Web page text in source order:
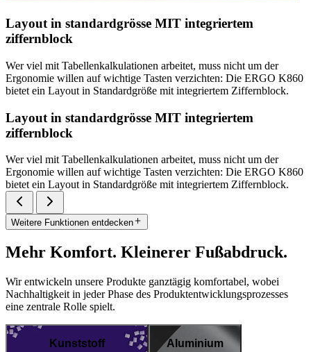
Layout in standardgrösse MIT integriertem
ziffernblock
Wer viel mit Tabellenkalkulationen arbeitet, muss nicht um der
Ergonomie willen auf wichtige Tasten verzichten: Die ERGO K860
bietet ein Layout in Standardgröße mit integriertem Ziffernblock.
Layout in standardgrösse MIT integriertem
ziffernblock
Wer viel mit Tabellenkalkulationen arbeitet, muss nicht um der
Ergonomie willen auf wichtige Tasten verzichten: Die ERGO K860
bietet ein Layout in Standardgröße mit integriertem Ziffernblock.
Weitere Funktionen entdecken
Mehr Komfort. Kleinerer Fußabdruck.
Wir entwickeln unsere Produkte ganztägig komfortabel, wobei
Nachhaltigkeit in jeder Phase des Produktentwicklungsprozesses
eine zentrale Rolle spielt.
Kunststoff Aluminium